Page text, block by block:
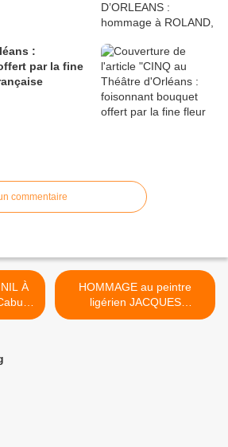
:
fine
commentaire
d’
HOMMAGE au peintre
ligérien JACQUES
OUSSON lors du